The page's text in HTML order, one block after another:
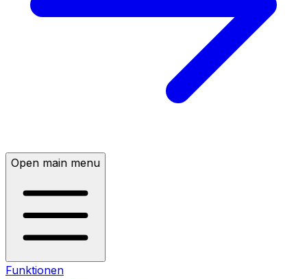
Open main menu
Funktionen